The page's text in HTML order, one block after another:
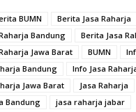
BUMN
Berita Jasa Raharja
Bandung
Berita Jasa
Jawa Barat
BUMN
Bandung
Info Jasa
Jawa Barat
Jasa Raharja
Bandung
jasa raharja jabar